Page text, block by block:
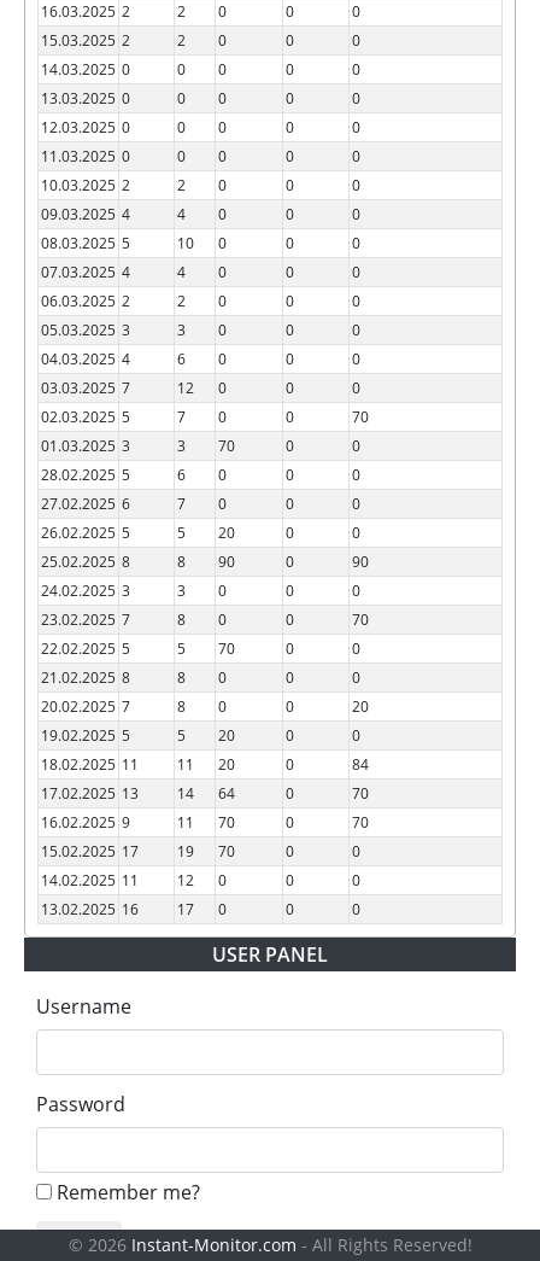
16.03.2025 2 2 0 0
0
15.03.2025 2 2 0 0
0
14.03.2025 0 0 0 0
0
13.03.2025 0 0 0 0
0
12.03.2025 0 0 0 0
0
11.03.2025 0 0 0 0
0
10.03.2025 2 2 0 0
0
09.03.2025 4 4 0 0
0
08.03.2025 5 10 0 0
0
07.03.2025 4 4 0 0
0
06.03.2025 2 2 0 0
0
05.03.2025 3 3 0 0
0
04.03.2025 4 6 0 0
0
03.03.2025 7 12 0 0
0
02.03.2025 5 7 0 0
70
01.03.2025 3 3 70 0
0
28.02.2025 5 6 0 0
0
27.02.2025 6 7 0 0
0
26.02.2025 5 5 20 0
0
25.02.2025 8 8 90 0
90
24.02.2025 3 3 0 0
0
23.02.2025 7 8 0 0
70
22.02.2025 5 5 70 0
0
21.02.2025 8 8 0 0
0
20.02.2025 7 8 0 0
20
19.02.2025 5 5 20 0
0
18.02.2025 11 11 20 0
84
17.02.2025 13 14 64 0
70
16.02.2025 9 11 70 0
70
15.02.2025 17 19 70 0
0
14.02.2025 11 12 0 0
0
13.02.2025 16 17 0 0 0
USER PANEL
Username
Password
Remember me?
© 2026 Instant-Monitor.com - All Rights Reserved!